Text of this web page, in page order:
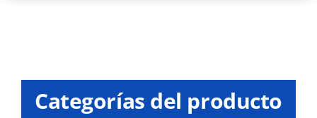
Categorías del producto